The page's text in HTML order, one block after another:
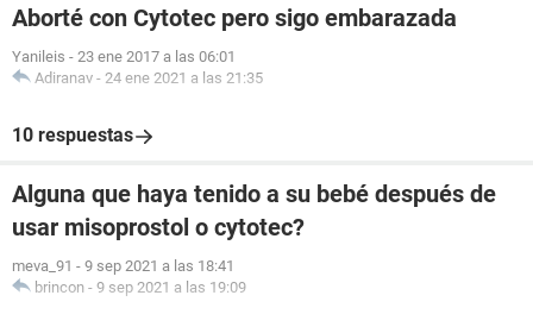
Aborté con Cytotec pero sigo embarazada
Yanileis - 23 ene 2017 a las 06:01
Adiranav - 24 ene 2021 a las 21:35
10 respuestas
Alguna que haya tenido a su bebé después de
usar misoprostol o cytotec?
meva_91 - 9 sep 2021 a las 18:41
brincon - 9 sep 2021 a las 19:09